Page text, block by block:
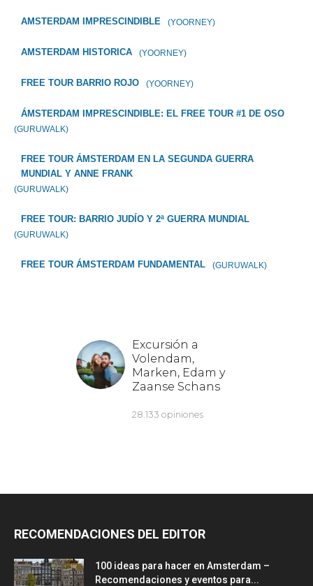
AMSTERDAM IMPRESCINDIBLE (YOORNEY)
AMSTERDAM HISTORICA (YOORNEY)
FREE TOUR BARRIO ROJO (YOORNEY)
ÁMSTERDAM IMPRESCINDIBLE: EL FREE TOUR #1 DE OSO
(GURUWALK)
FREE TOUR ÁMSTERDAM EN LA SEGUNDA GUERRA
MUNDIAL Y ANNE FRANK
(GURUWALK)
FREE TOUR: BARRIO JUDÍO Y 2ª GUERRA MUNDIAL
(GURUWALK)
FREE TOUR ÁMSTERDAM FUNDAMENTAL (GURUWALK)
RECOMENDACIONES DEL EDITOR
100 ideas para hacer en Amsterdam –
Recomendaciones y eventos para...